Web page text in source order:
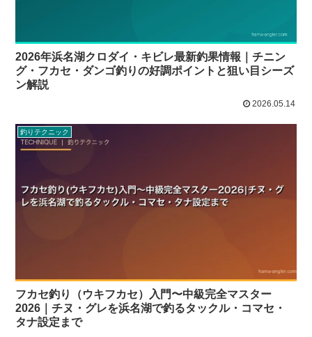
2026年浜名湖クロダイ・キビレ最新釣果情報｜チニン
グ・フカセ・ダンゴ釣りの好調ポイントと狙い目シーズ
ン解説
2026.05.14
釣りテクニック
フカセ釣り（ウキフカセ）入門〜中級完全マスター
2026｜チヌ・グレを浜名湖で釣るタックル・コマセ・
タナ設定まで